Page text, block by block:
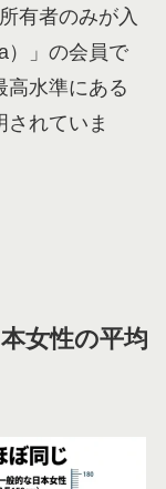
有者のみが入
）」の会員で
高水準にある
されていま
女性の平均